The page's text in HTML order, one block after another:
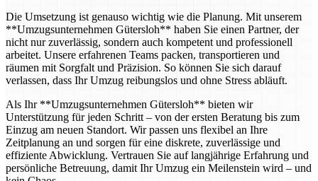
Die Umsetzung ist genauso wichtig wie die Planung. Mit unserem
**Umzugsunternehmen Gütersloh** haben Sie einen Partner, der
nicht nur zuverlässig, sondern auch kompetent und professionell
arbeitet. Unsere erfahrenen Teams packen, transportieren und
räumen mit Sorgfalt und Präzision. So können Sie sich darauf
verlassen, dass Ihr Umzug reibungslos und ohne Stress abläuft.
Als Ihr **Umzugsunternehmen Gütersloh** bieten wir
Unterstützung für jeden Schritt – von der ersten Beratung bis zum
Einzug am neuen Standort. Wir passen uns flexibel an Ihre
Zeitplanung an und sorgen für eine diskrete, zuverlässige und
effiziente Abwicklung. Vertrauen Sie auf langjährige Erfahrung und
persönliche Betreuung, damit Ihr Umzug ein Meilenstein wird – und